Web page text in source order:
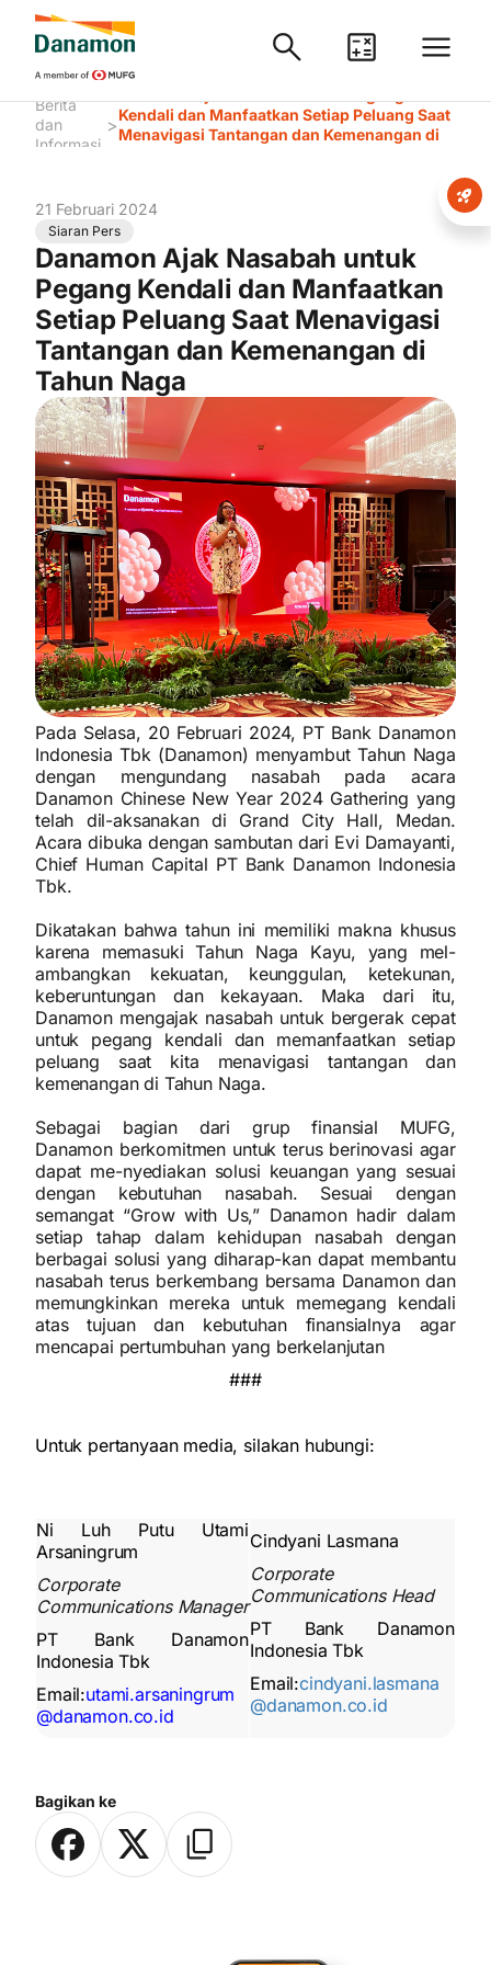
Berita
dan
Informasi
>Kendali dan Manfaatkan Setiap Peluang Saat
Menavigasi Tantangan dan Kemenangan di
Bagikan ke
21 Februari 2024
Siaran Pers
Danamon Ajak Nasabah untuk
Pegang Kendali dan Manfaatkan
Setiap Peluang Saat Menavigasi
Tantangan dan Kemenangan di
Tahun Naga
Pada Selasa, 20 Februari 2024, PT Bank Danamon
Indonesia Tbk (Danamon) menyambut Tahun Naga
dengan mengundang nasabah pada acara
Danamon Chinese New Year 2024 Gathering yang
telah dil-aksanakan di Grand City Hall, Medan.
Acara dibuka dengan sambutan dari Evi Damayanti,
Chief Human Capital PT Bank Danamon Indonesia
Tbk.
Dikatakan bahwa tahun ini memiliki makna khusus
karena memasuki Tahun Naga Kayu, yang mel-
ambangkan kekuatan, keunggulan, ketekunan,
keberuntungan dan kekayaan. Maka dari itu,
Danamon mengajak nasabah untuk bergerak cepat
untuk pegang kendali dan memanfaatkan setiap
peluang saat kita menavigasi tantangan dan
kemenangan di Tahun Naga.
Sebagai bagian dari grup finansial MUFG,
Danamon berkomitmen untuk terus berinovasi agar
dapat me-nyediakan solusi keuangan yang sesuai
dengan kebutuhan nasabah. Sesuai dengan
semangat “Grow with Us,” Danamon hadir dalam
setiap tahap dalam kehidupan nasabah dengan
berbagai solusi yang diharap-kan dapat membantu
nasabah terus berkembang bersama Danamon dan
memungkinkan mereka untuk memegang kendali
atas tujuan dan kebutuhan finansialnya agar
mencapai pertumbuhan yang berkelanjutan
###
Untuk pertanyaan media, silakan hubungi:
Ni Luh Putu Utami
Arsaningrum
Corporate
Communications Manager
PT Bank Danamon
Indonesia Tbk
Email:utami.arsaningrum
@danamon.co.id
Cindyani Lasmana
Corporate
Communications Head
PT Bank Danamon
Indonesia Tbk
Email:cindyani.lasmana
@danamon.co.id